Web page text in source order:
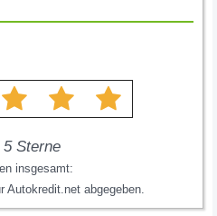
5Sterne
insgesamt:
Autokredit.net abgegeben.